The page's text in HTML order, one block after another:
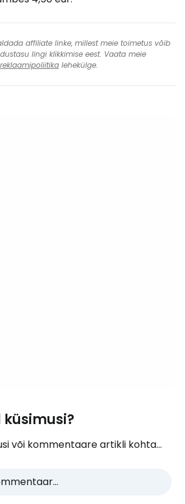
affiliate linke, millest meie toimetus võib
lingi klikkimise eest. Vaata meie
reklaamipoliitikalehekülge.
küsimusi?
või kommentaare artikli kohta...